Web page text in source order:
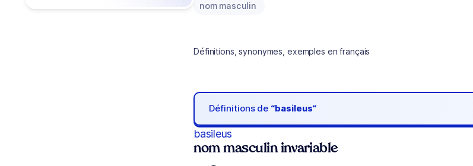
nom masculin
Définitions, synonymes, exemples en français
Définitions de “basileus“
basileus
nom masculin invariable